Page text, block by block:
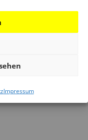
Impressum